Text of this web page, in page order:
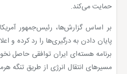
حمایت می‌کند.
بر اساس گزارش‌ها، رئیس‌جمهور
پایان دادن به درگیری‌ها را رد کرده و
برنامه هسته‌ای ایران توافقی حاصل
مسیرهای انتقال انرژی از طریق تنگه